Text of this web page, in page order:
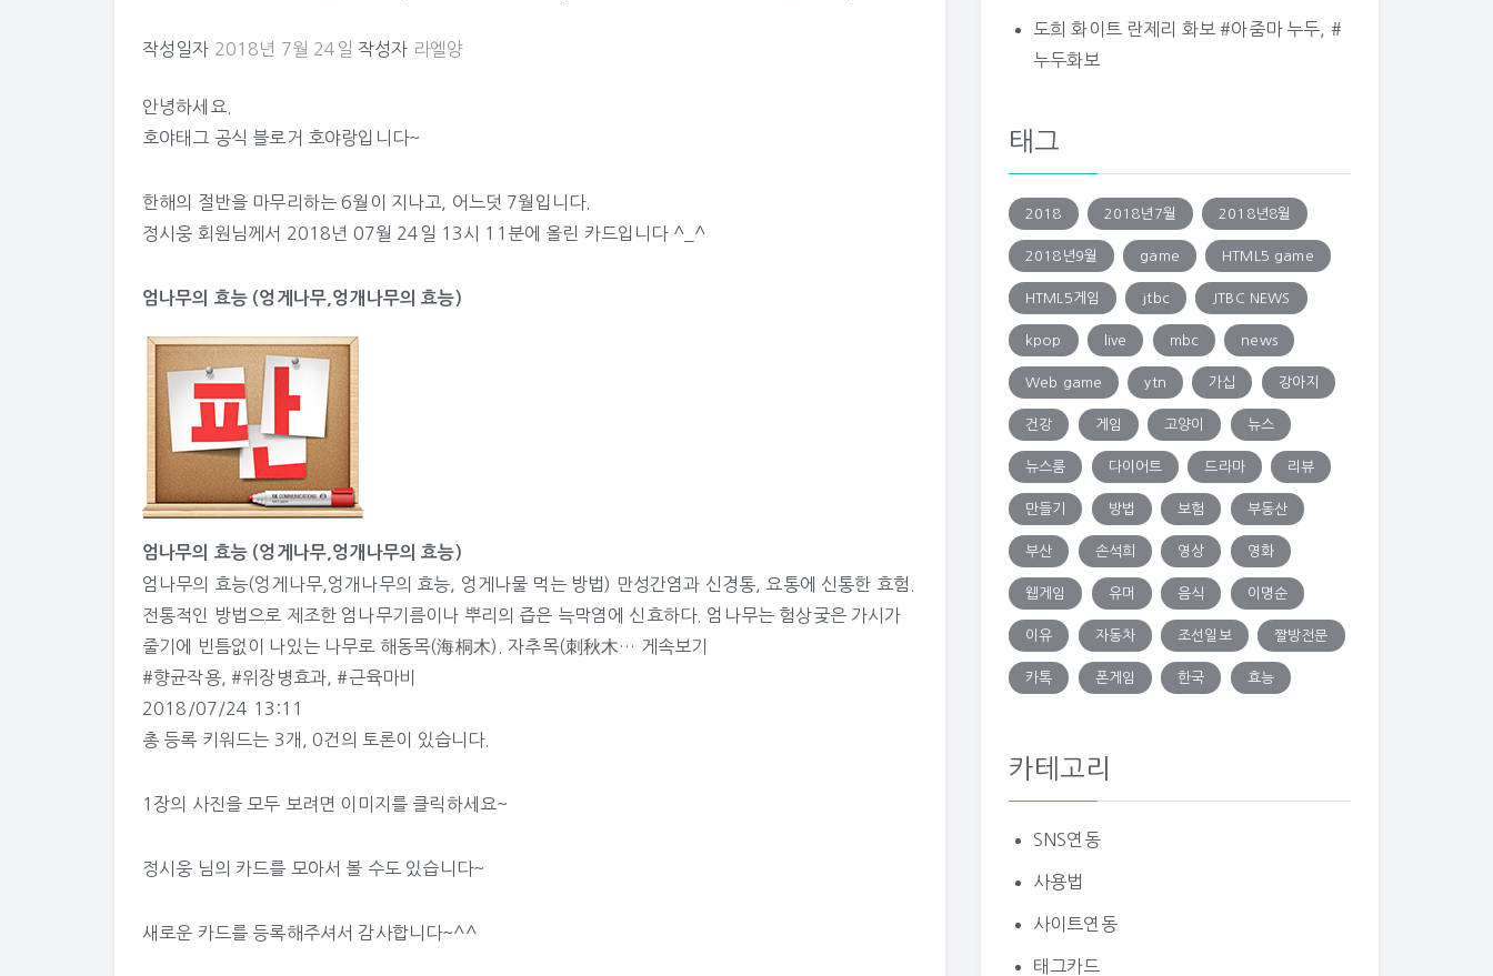
작성일자 2018년 7월 24일 작성자 라엘양
안녕하세요.
호야태그 공식 블로거 호야랑입니다~
한해의 절반을 마무리하는 6월이 지나고, 어느덧 7월입니다.
정시웅 회원님께서 2018년 07월 24일 13시 11분에 올린 카드입니다 ^_^
엄나무의 효능 (엉게나무,엉개나무의 효능)
엄나무의 효능 (엉게나무,엉개나무의 효능)
엄나무의 효능(엉게나무,엉개나무의 효능, 엉게나물 먹는 방법) 만성간염과 신경통, 요통에 신통한 효험.
전통적인 방법으로 제조한 엄나무기름이나 뿌리의 즙은 늑막염에 신효하다. 엄나무는 험상궂은 가시가
줄기에 빈틈없이 나있는 나무로 해동목(海桐木). 자추목(刺秋木… 게속보기
#향균작용, #위장병효과
#근육마비
2018/07/24 13:11
총 등록 키워드는 3개, 0건의 토론이 있습니다.
1장의 사진을 모두 보려면 이미지를 클릭하세요~
정시웅 님의 카드를 모아서 볼 수도 있습니다~
새로운 카드를 등록해주셔서 감사합니다~^^
도희 화이트 란제리 화보 #아줌마 누두, #
누두화보
태그
2018 2018년7월 2018년8월
2018년9월 game HTML5 game
HTML5게임 jtbc JTBC NEWS
kpop live mbc news
Web game ytn 가십 강아지
건강 게임 고양이 뉴스
뉴스룸 다이어트 드라마 리뷰
만들기 방법 보험 부동산
부산 손석희 영상 영화
웹게임 유머 음식 이명순
이유 자동차 조선일보 짤방전문
카톡 폰게임 한국 효능
카테고리
SNS연동
사용법
사이트연동
태그카드